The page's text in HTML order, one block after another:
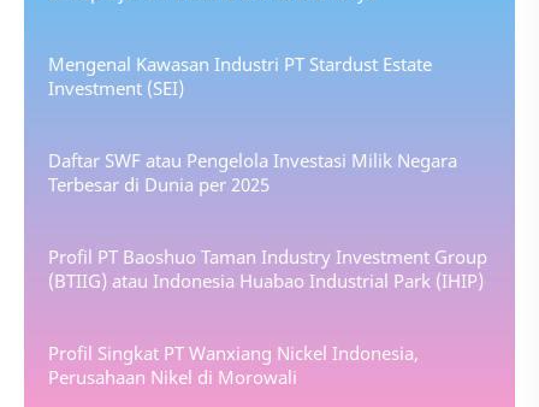
Mengenal Kawasan Industri PT Stardust Estate
Investment (SEI)
Daftar SWF atau Pengelola Investasi Milik Negara
Terbesar di Dunia per 2025
Profil PT Baoshuo Taman Industry Investment Group
(BTIIG) atau Indonesia Huabao Industrial Park (IHIP)
Profil Singkat PT Wanxiang Nickel Indonesia,
Perusahaan Nikel di Morowali